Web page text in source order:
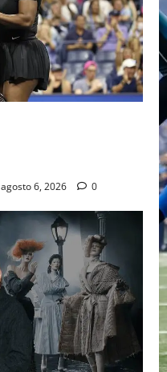
agosto 6, 2026 0